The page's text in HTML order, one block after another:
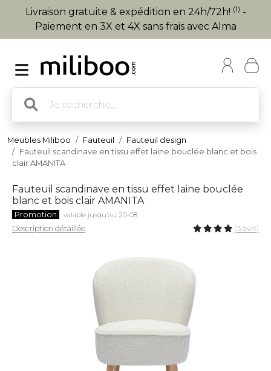
Livraison gratuite & expédition en 24h/72h! (1) -
Paiement en 3X et 4X sans frais avec Alma
Meubles Miliboo Fauteuil
Fauteuil design
Fauteuil scandinave en tissu effet laine bouclée blanc et bois
clair AMANITA
Fauteuil scandinave en tissu effet laine bouclée
blanc et bois clair AMANITA
Promotion valable jusqu'au 20-08
Description détaillée (3 avis)